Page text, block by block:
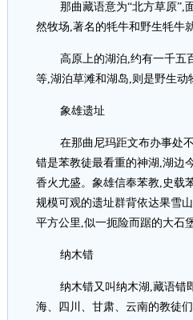
那曲藏语意为“北方草原”,
然牧场,著名的牦牛和野生牦牛
高原上的湖泊,约有一千五
等,湖泊草滩和湖岛,则是野生动
象雄遗址
在那曲尼玛距文布办事处
错是苯教徒最看重的神湖,湖
香火尤盛。象雄信奉苯教,史载
规模可观的遗址群背依达果雪
平方公里,似一扼险而踞的大石
纳木错
纳木错又叫纳木湖,藏语错
海、四川、甘肃、云南的教徒